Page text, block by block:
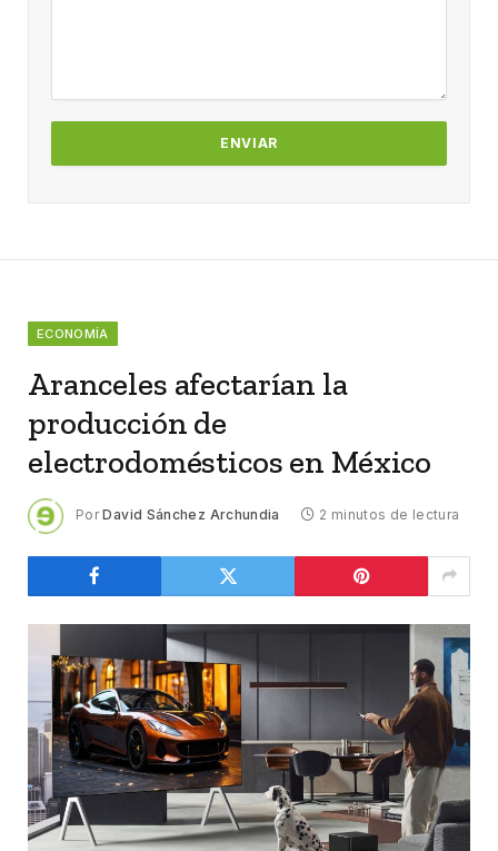
ECONOMÍA
Aranceles afectarían la
producción de
electrodomésticos en México
Por David Sánchez Archundia 2 minutos de lectura